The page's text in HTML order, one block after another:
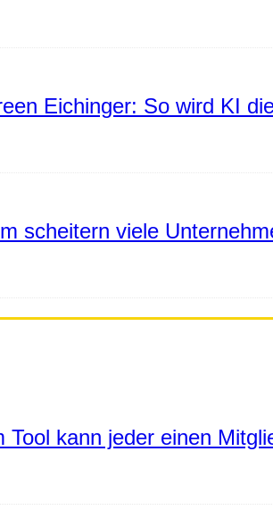
Eichinger: So wird KI
scheitern viele
Tool kann jeder einen